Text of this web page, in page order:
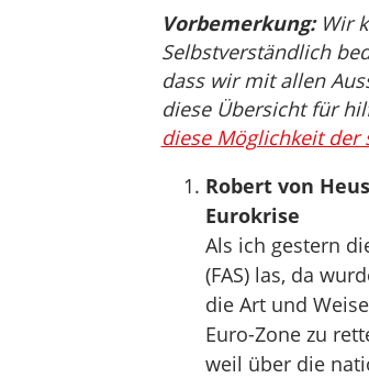
Vorbemerkung:Wir
Selbstverständlich
dass wir mit allen
diese Übersicht für
diese Möglichkeit
Robert von
Eurokrise
Als ich gestern
(FAS) las, da
die Art und
Euro-Zone zu
weil über die